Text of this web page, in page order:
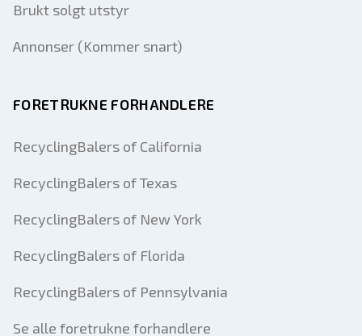
Brukt solgt utstyr
Annonser (Kommer snart)
FORETRUKNE FORHANDLERE
RecyclingBalers of California
RecyclingBalers of Texas
RecyclingBalers of New York
RecyclingBalers of Florida
RecyclingBalers of Pennsylvania
Se alle foretrukne forhandlere